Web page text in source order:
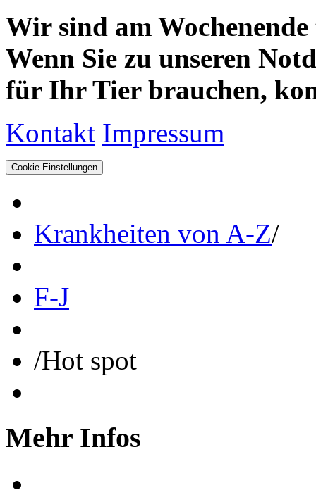
Wir sind am
Wenn Sie zu unseren
für Ihr Tier brauchen,
Kontakt Impressum
Cookie-Einstellungen
Krankheiten von A-Z/
F-J
/Hot spot
Mehr Infos